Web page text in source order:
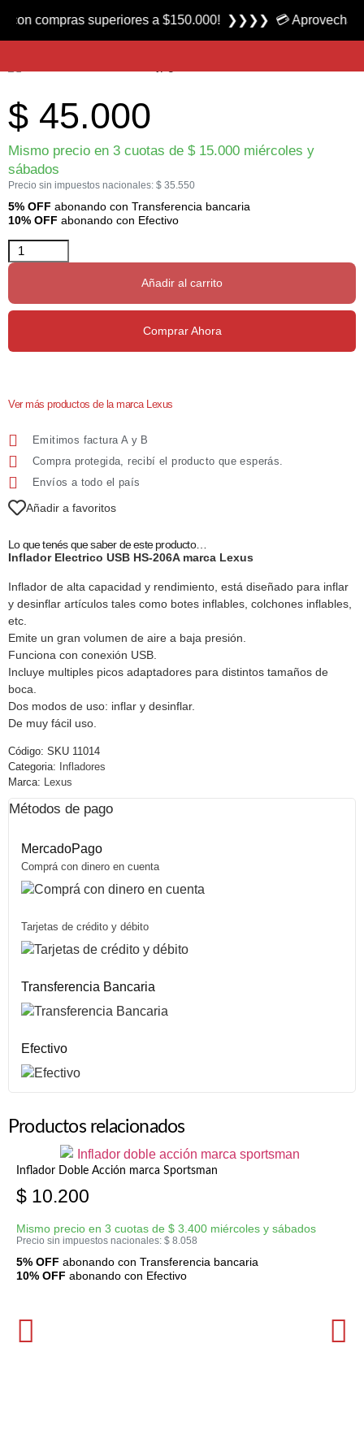
Producto nuevo
Inflador Electrico USB HS-206A marca Lexus
$ 45.000
Mismo precio en 3 cuotas de $15.000 miércoles y
sábados
Precio sin impuestos nacionales: $ 35.550
5% OFF abonando con Transferencia bancaria
10% OFF abonando con Efectivo
Añadir al carrito
Comprar Ahora
Ver más productos de la marca Lexus
Emitimos factura A y B
Compra protegida, recibí el producto que esperás.
Envíos a todo el país
Añadir a favoritos
Lo que tenés que saber de este producto…
Inflador Electrico USB HS-206A marca Lexus
Inflador de alta capacidad y rendimiento, está diseñado para inflar
y desinflar artículos tales como botes inflables, colchones inflables,
etc.
Emite un gran volumen de aire a baja presión.
Funciona con conexión USB.
Incluye multiples picos adaptadores para distintos tamaños de
boca.
Dos modos de uso: inflar y desinflar.
De muy fácil uso.
Código: SKU 11014
Categoria:
Infladores
Marca:
Lexus
Métodos de pago
MercadoPago
Comprá con dinero en cuenta
Tarjetas de crédito y débito
Transferencia Bancaria
Efectivo
Productos relacionados
Inflador Doble Acción marca Sportsman
$ 10.200
Mismo precio en 3 cuotas de $ 3.400 miércoles y sábados
Precio sin impuestos nacionales: $ 8.058
5% OFF abonando con Transferencia bancaria
10% OFF abonando con Efectivo
superiores a $150.000! ❯❯❯❯ 💳 Aprovecha las 3